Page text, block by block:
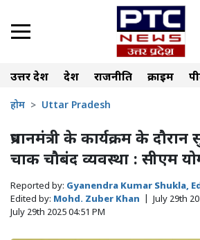
उत्तर प्रदेश देश राजनीति क्राइम
होम Uttar Pradesh
प्रधानमंत्री के कार्यक्रम के दौरान
चाक चौबंद व्यवस्था : सीएम
Reported by: Gyanendra Kumar Shukla,
Edited by: Mohd. Zuber Khan July 29th
July 29th 2025 04:51 PM